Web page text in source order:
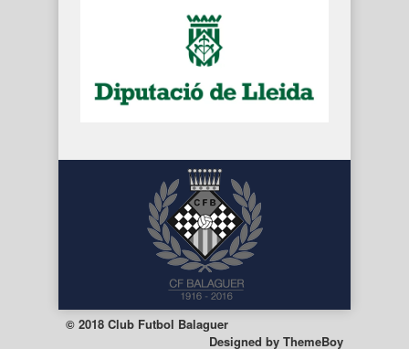
© 2018 Club Futbol Balaguer
Designed by ThemeBoy